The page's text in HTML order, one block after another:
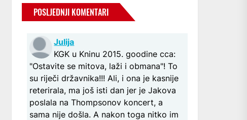
POSLJEDNJI KOMENTARI
Julija
KGK u Kninu 2015. goodine cca:
"Ostavite se mitova, laži i obmana"! To
su riječi državnika!!! Ali, i ona je kasnije
reterirala, ma još isti dan jer je Jakova
poslala na Thompsonov koncert, a
sama nije došla. A nakon toga nitko im